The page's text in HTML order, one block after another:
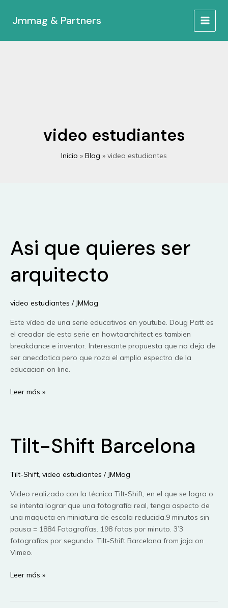
Jmmag & Partners
MAIN
video estudiantes
Inicio Blog video estudiantes
Asi que quieres ser
arquitecto
video estudiantes / JMMag
Este vídeo de una serie educativos en youtube. Doug Patt es
el creador de esta serie en howtoarchitect es tambien
breakdance e inventor. Interesante propuesta que no deja de
ser anecdotica pero que roza el amplio espectro de la
educacion on line.
Asi
arquitecto
Leer más »
Tilt-Shift Barcelona
Tilt-Shift, video estudiantes / JMMag
Video realizado con la técnica Tilt-Shift, en el que se logra o
se intenta lograr que una fotografía real, tenga aspecto de
una maqueta en miniatura de escala reducida.9 minutos sin
pausa = 1884 Fotografías. 198 fotos por minuto. 3’3
fotografías por segundo. Tilt-Shift Barcelona from joja on
Vimeo.
Tilt-
Leer más »